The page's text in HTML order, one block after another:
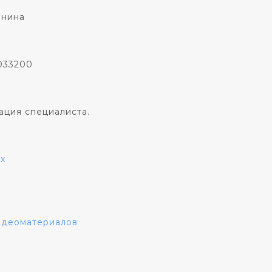
специалиста.